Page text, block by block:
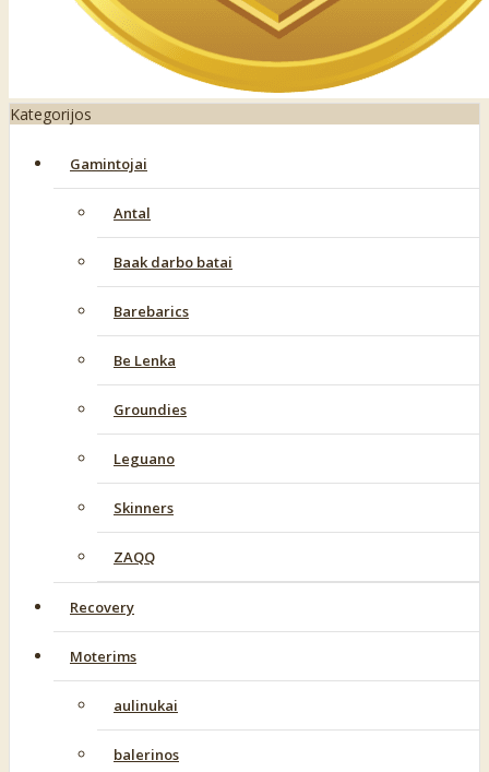
Kategorijos
Gamintojai
Antal
Baak darbo batai
Barebarics
Be Lenka
Groundies
Leguano
Skinners
ZAQQ
Recovery
Moterims
aulinukai
balerinos